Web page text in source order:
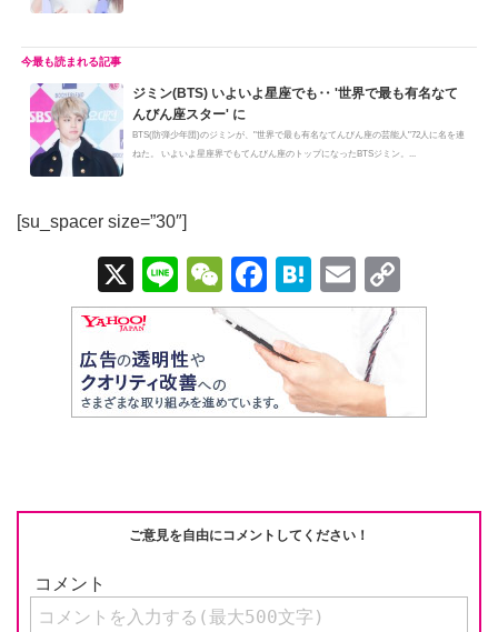
ジミン(BTS) いよいよ星座でも‥ '世界で最も有名なて
んびん座スター' に
BTS(防弾少年団)のジミンが、"世界で最も有名なてんびん座の芸能人"72人に名を連
ねた。 いよいよ星座界でもてんびん座のトップになったBTSジミン。...
[su_spacer size=”30″]
X Li
n
e
W
e
C
at
F
a
c
e
b
k
H
at
e
n
a
E
m
ail
o
Li
ご意見を自由にコメントしてください！